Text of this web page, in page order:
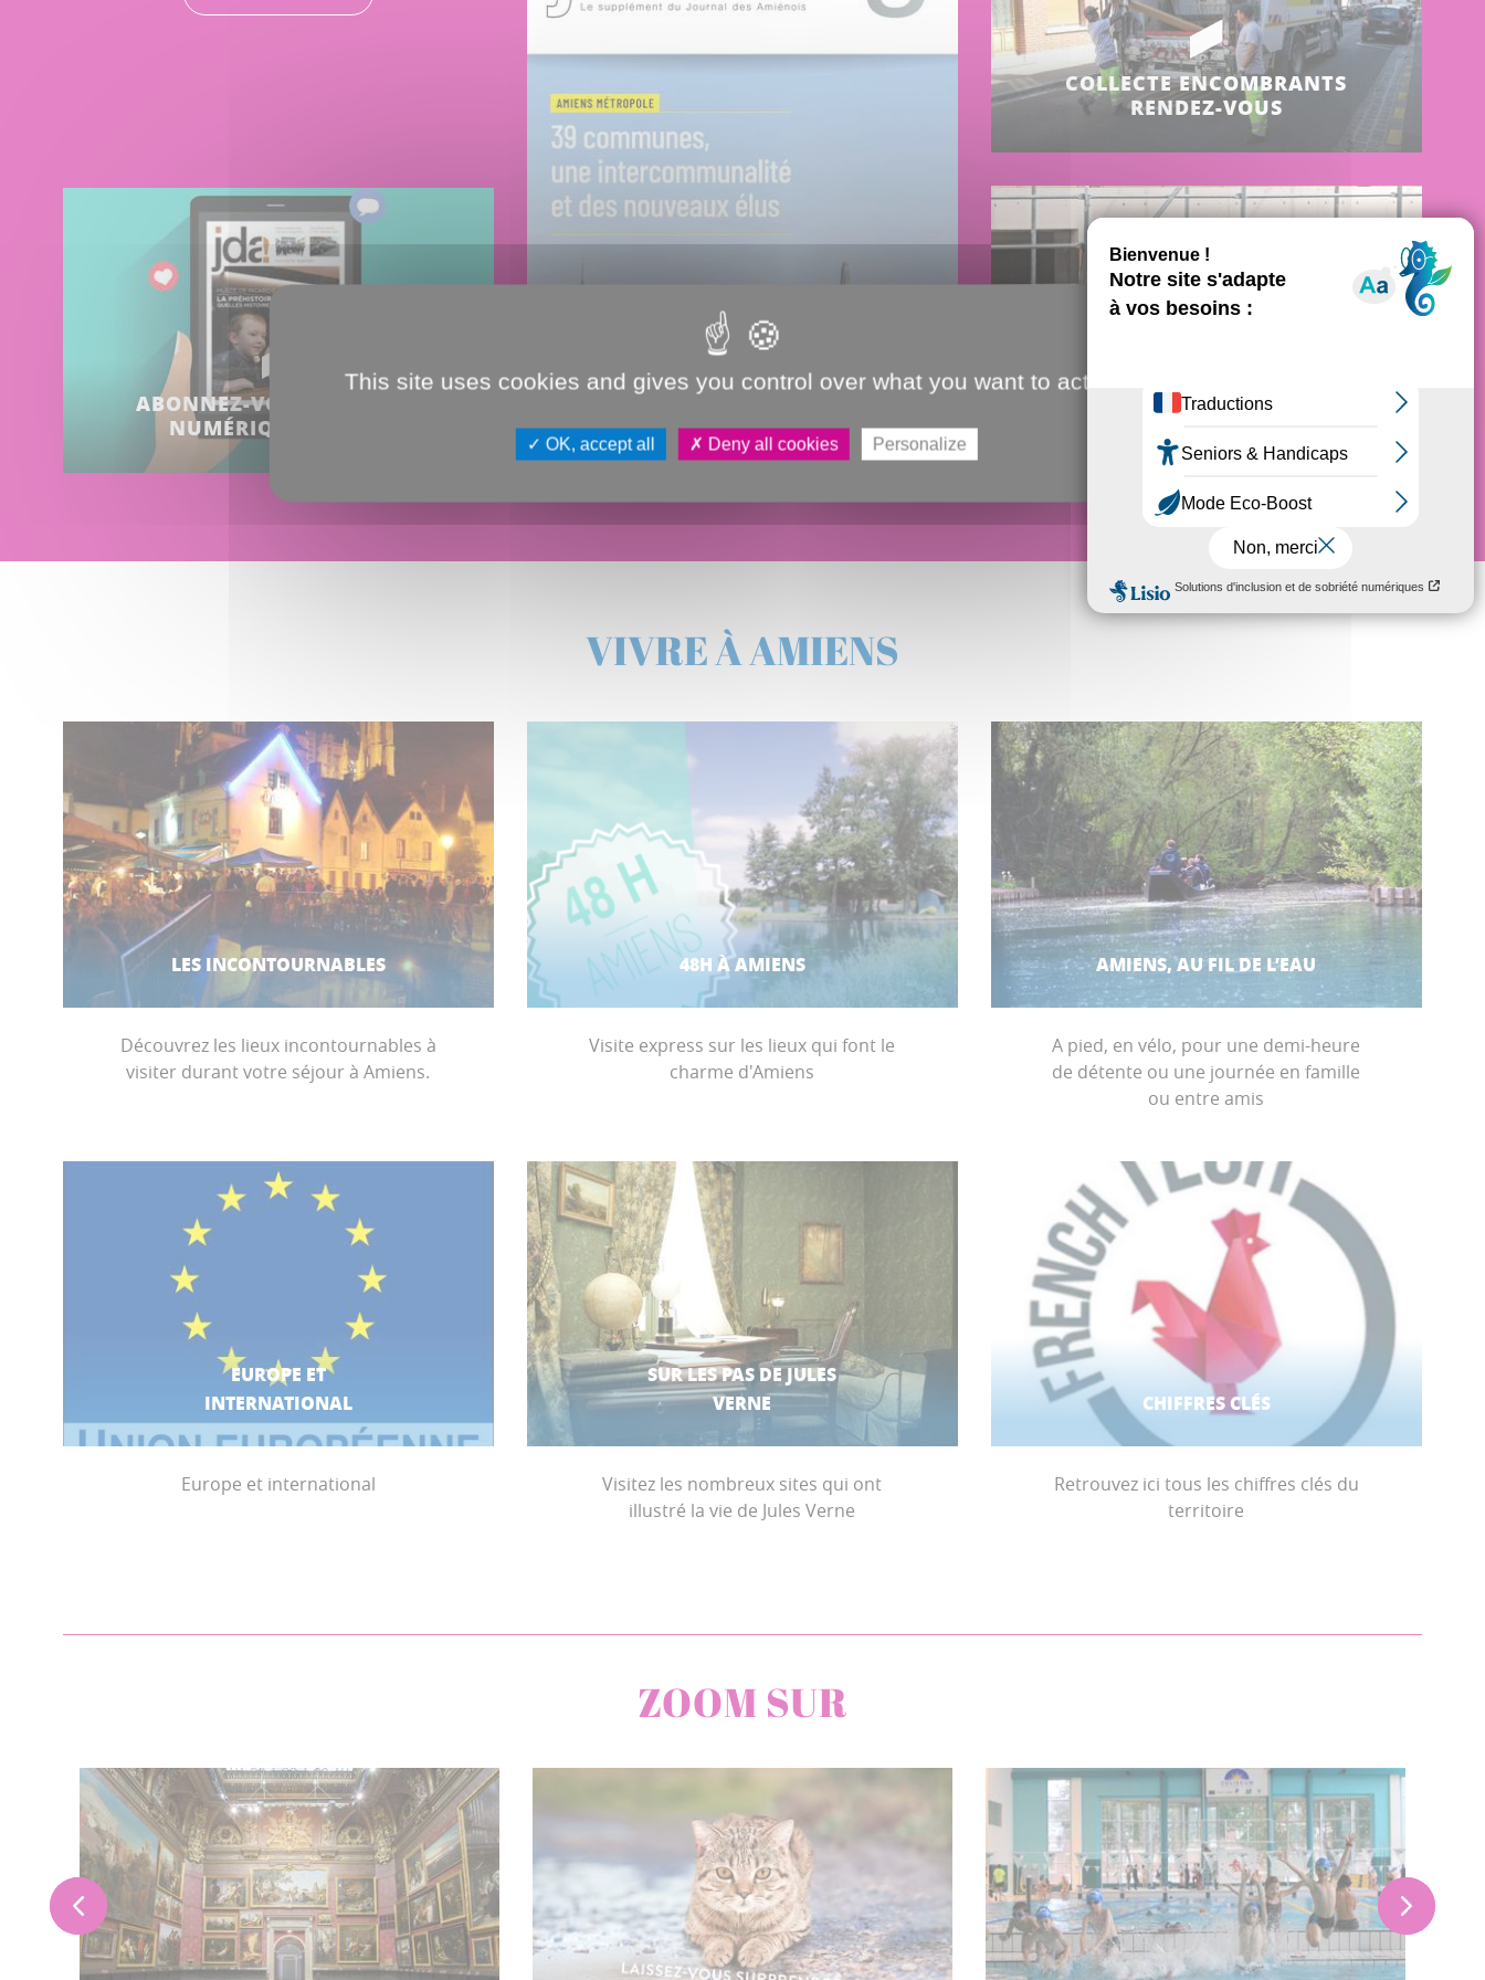
ABONNEZ-VOUS, VERSION
NUMÉRIQUE DU JDA
JDAMAG
COLLECTE ENCOMBRANTS
RENDEZ-VOUS
AUTORISATIONS
VIVRE À AMIENS
LES INCONTOURNABLES
Découvrez les lieux incontournables à
visiter durant votre séjour à Amiens.
48H À AMIENS
Visite express sur les lieux qui font le
charme d'Amiens
AMIENS, AU FIL DE L’EAU
A pied, en vélo, pour une demi-heure
de détente ou une journée en famille
ou entre amis
EUROPE ET
INTERNATIONAL
Europe et international
SUR LES PAS DE JULES
VERNE
Visitez les nombreux sites qui ont
illustré la vie de Jules Verne
CHIFFRES CLÉS
Retrouvez ici tous les chiffres clés du
territoire
ZOOM SUR
This site uses cookies and gives you control over what you want to activate
OK, accept all Deny all cookies Personalize